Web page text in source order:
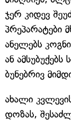
ჯერ კიდევ
პრეპარატები
ანელებს
ან ამსუბუქებს
ბუნებრივ
ახალი
დოზას,